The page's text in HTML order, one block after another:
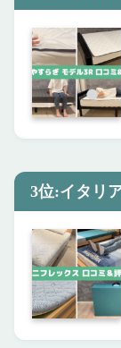
3位:イタリ